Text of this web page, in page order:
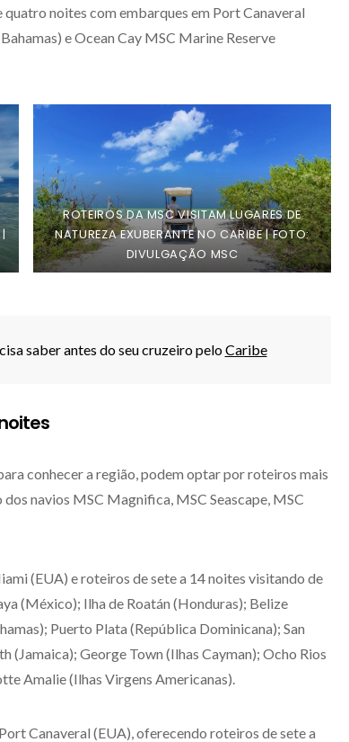
quatro noites com embarques em Port Canaveral
e Ocean Cay MSC Marine Reserve
|
ROTEIROS DA MSC VISITAM LUGARES DE
NATUREZA EXUBERANTE NO CARIBE | FOTO:
DIVULGAÇÃO MSC
saber antes do seu cruzeiro peloCaribe
conhecer a região, podem optar por roteiros mais
navios MSC Magnifica, MSC Seascape, MSC
(EUA) e roteiros de sete a 14 noites visitando de
(México); Ilha de Roatán (Honduras); Belize
Puerto Plata (República Dominicana); San
(Jamaica); George Town (Ilhas Cayman); Ocho Rios
Amalie (Ilhas Virgens Americanas).
Canaveral (EUA), oferecendo roteiros de sete a